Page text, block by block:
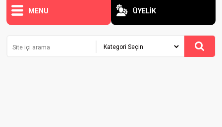
MENU ÜYELİK